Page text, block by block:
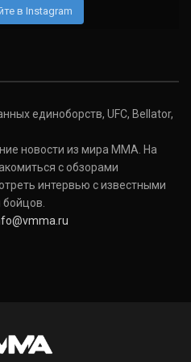
в Instagram
единоборств, UFC, Bellator,
новости из мира ММА. На
с обзорами
интервью с известными